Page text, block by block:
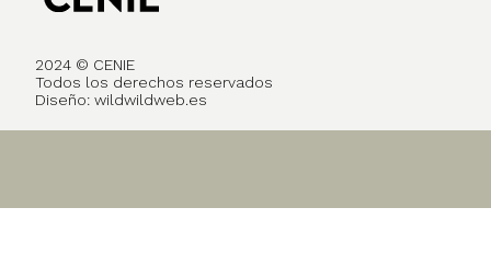
2024 © CENIE
Todos los derechos reservados
Diseño: wildwildweb.es